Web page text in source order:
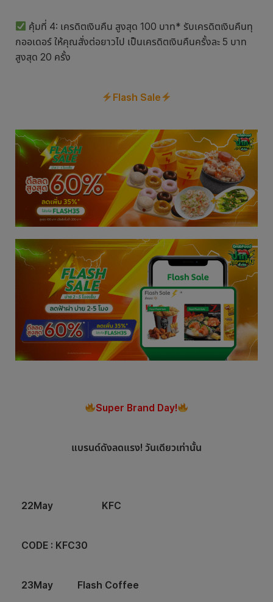
คุ้มที่ 4: เครดิตเงินคืน สูงสุด 100 บาท* รับเครดิตเงินคืนทุ
กออเดอร์ ให้คุณสั่งต่อยาวไป เป็นเครดิตเงินคืนครั้งละ 5 บาท
สูงสุด 20 ครั้ง
Flash Sale
Super Brand Day!
แบรนด์ดังลดแรง! วันเดียวเท่านั้น
22May KFC
CODE : KFC30
23May Flash Coffee